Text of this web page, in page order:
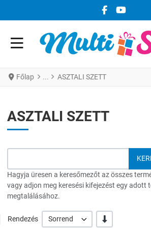
FACEBOOK
Főlap ASZTALI SZETT
ASZTALI SZETT
Hagyja üresen a keresőmezőt az összes
vagy adjon meg keresési kifejezést egy adott
megtalálásához.
Rendezés Sorrend -/+